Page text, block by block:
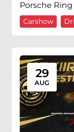
Porsche Ring
Carshow
29
AUG